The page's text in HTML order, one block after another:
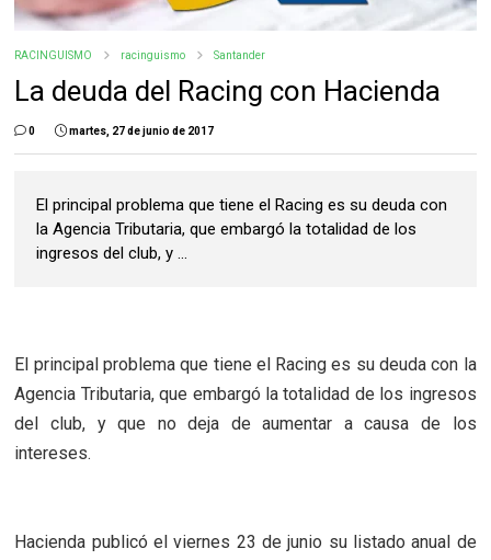
RACINGUISMO racinguismo Santander
La deuda del Racing con Hacienda
0 martes, 27 de junio de 2017
El principal problema que tiene el Racing es su deuda con
la Agencia Tributaria, que embargó la totalidad de los
ingresos del club, y ...
El principal problema que tiene el Racing es su deuda con la
Agencia Tributaria, que embargó la totalidad de los ingresos
del club, y que no deja de aumentar a causa de los
intereses.
Hacienda publicó el viernes 23 de junio su listado anual de